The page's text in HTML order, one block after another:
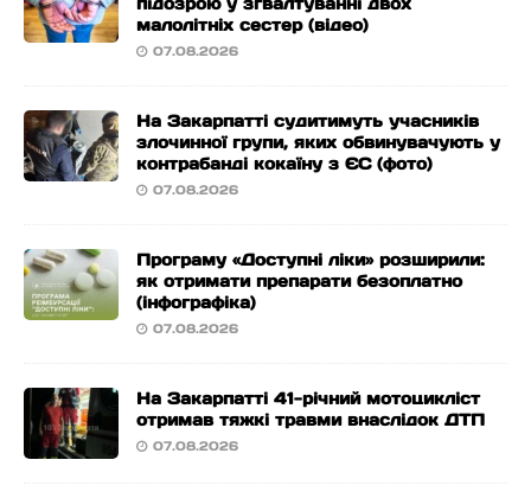
малолітніх сестер (відео)
07.08.2026
На Закарпатті судитимуть учасників
злочинної групи, яких обвинувачують у
контрабанді кокаїну з ЄС (фото)
07.08.2026
Програму «Доступні ліки» розширили:
як отримати препарати безоплатно
(інфографіка)
07.08.2026
На Закарпатті 41-річний мотоцикліст
отримав тяжкі травми внаслідок ДТП
07.08.2026